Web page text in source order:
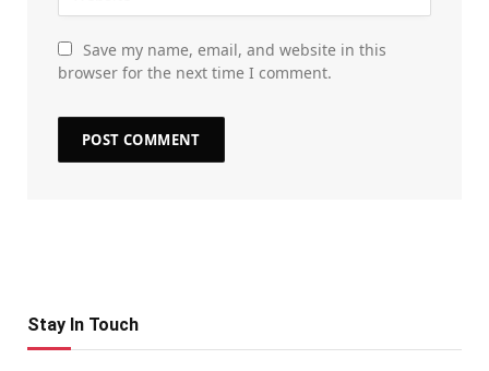
Save my name, email, and website in this
browser for the next time I comment.
Stay In Touch